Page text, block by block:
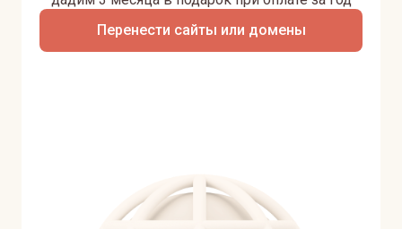
Перенести сайты или домены